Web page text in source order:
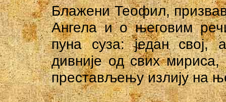
Блажени Теофил,
Ангела и о његовим
пуна суза: један свој,
дивније од свих
престављењу излију на